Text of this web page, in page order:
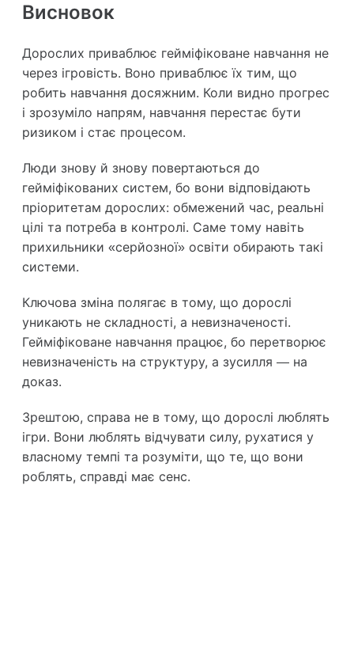
Висновок
Дорослих приваблює гейміфіковане навчання не
через ігровість. Воно приваблює їх тим, що
робить навчання досяжним. Коли видно прогрес
і зрозуміло напрям, навчання перестає бути
ризиком і стає процесом.
Люди знову й знову повертаються до
гейміфікованих систем, бо вони відповідають
пріоритетам дорослих: обмежений час, реальні
цілі та потреба в контролі. Саме тому навіть
прихильники «серйозної» освіти обирають такі
системи.
Ключова зміна полягає в тому, що дорослі
уникають не складності, а невизначеності.
Гейміфіковане навчання працює, бо перетворює
невизначеність на структуру, а зусилля — на
доказ.
Зрештою, справа не в тому, що дорослі люблять
ігри. Вони люблять відчувати силу, рухатися у
власному темпі та розуміти, що те, що вони
роблять, справді має сенс.